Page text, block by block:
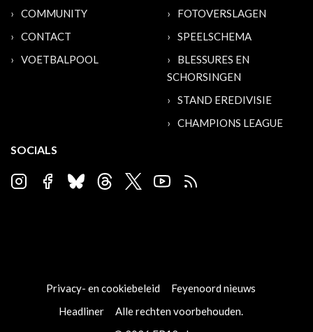
COMMUNITY
CONTACT
VOETBALPOOL
FOTOVERSLAGEN
SPEELSCHEMA
BLESSURES EN
SCHORSINGEN
STAND EREDIVISIE
CHAMPIONS LEAGUE
SOCIALS
Privacy- en cookiebeleid
Feyenoord nieuws
Headliner
Alle rechten voorbehouden.